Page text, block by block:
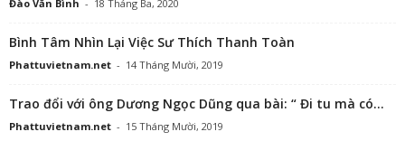
Đào Văn Bình - 18 Tháng Ba, 2020
Bình Tâm Nhìn Lại Việc Sư Thích Thanh Toàn
Phattuvietnam.net - 14 Tháng Mười, 2019
Trao đổi với ông Dương Ngọc Dũng qua bài: “ Đi tu mà có...
Phattuvietnam.net - 15 Tháng Mười, 2019